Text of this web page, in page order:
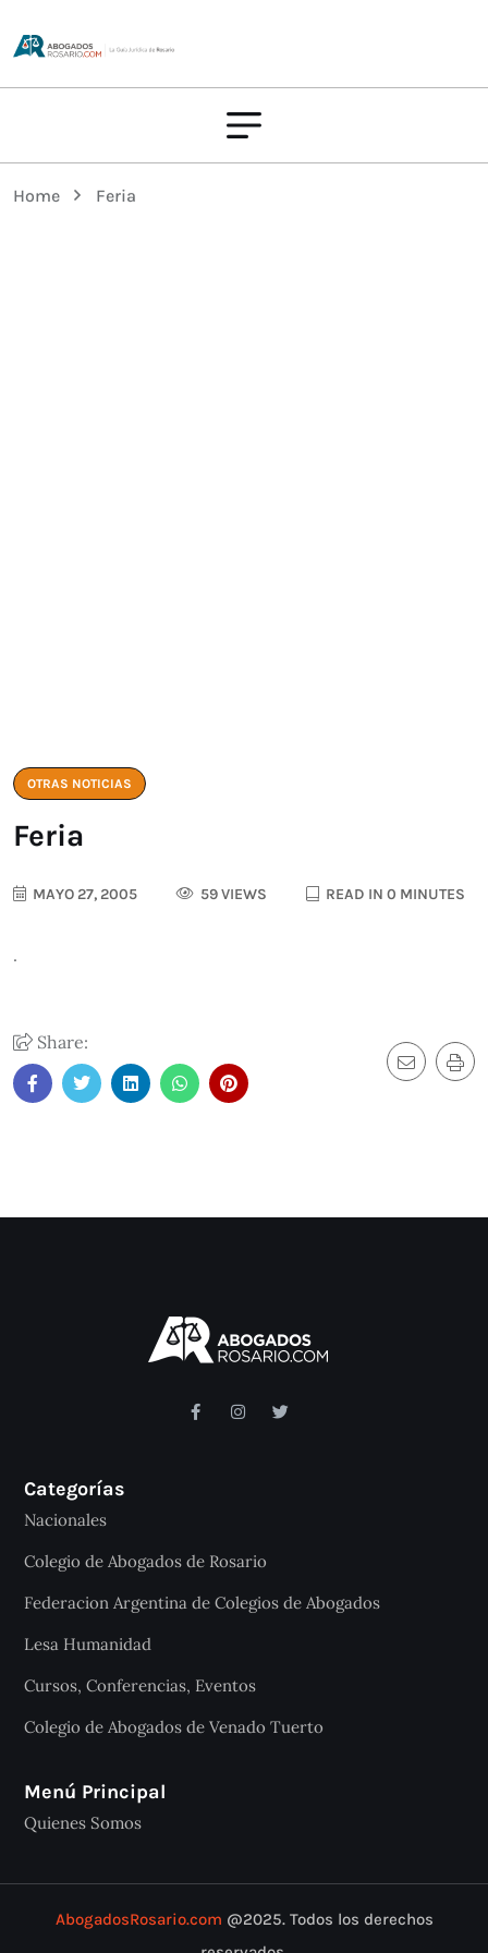
Home Feria
OTRAS NOTICIAS
Feria
MAYO 27, 2005 59 VIEWS READ IN 0 MINUTES
.
Share:
Categorías
Nacionales
Colegio de Abogados de Rosario
Federacion Argentina de Colegios de Abogados
Lesa Humanidad
Cursos, Conferencias, Eventos
Colegio de Abogados de Venado Tuerto
Menú Principal
Quienes Somos
AbogadosRosario.com @2025. Todos los derechos